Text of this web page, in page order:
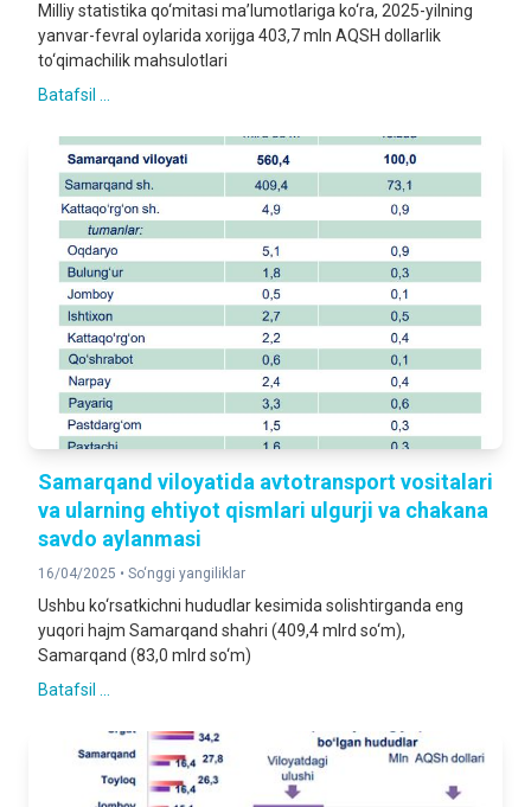
Milliy statistika qo‘mitasi ma’lumotlariga ko‘ra, 2025-yilning
yanvar-fevral oylarida xorijga 403,7 mln AQSH dollarlik
to‘qimachilik mahsulotlari
Batafsil ...
Samarqand viloyatida avtotransport vositalari
va ularning ehtiyot qismlari ulgurji va chakana
savdo aylanmasi
16/04/2025 • So‘nggi yangiliklar
Ushbu ko‘rsatkichni hududlar kesimida solishtirganda eng
yuqori hajm Samarqand shahri (409,4 mlrd so‘m),
Samarqand (83,0 mlrd so‘m)
Batafsil ...